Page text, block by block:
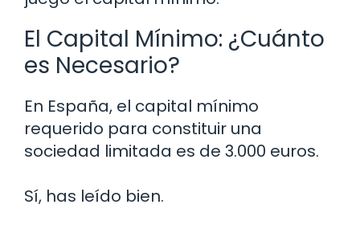
El Capital Mínimo: ¿Cuánto
es Necesario?
En España, el capital mínimo
requerido para constituir una
sociedad limitada es de 3.000 euros.
Sí, has leído bien.